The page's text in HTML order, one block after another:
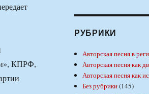
КПРФ,
РУБРИКИ
Авторская песня в
Авторская песня как
Авторская песня как
Без рубрики(145)